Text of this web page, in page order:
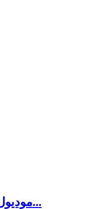
موديول حساس قياس حرارة غير...